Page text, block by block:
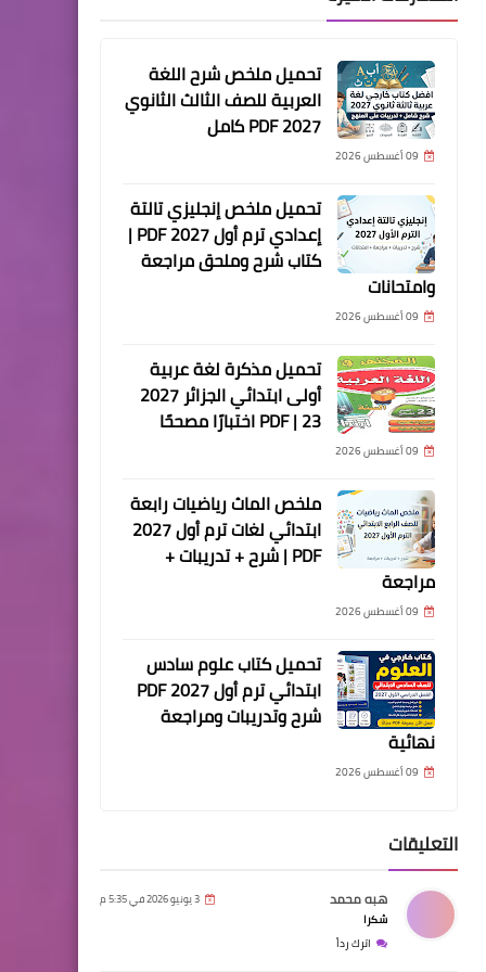
تحميل ملخص شرح اللغة
العربية للصف الثالث الثانوي
2027 PDF كامل
09 أغسطس 2026
تحميل ملخص إنجليزي تالتة
إعدادي ترم أول 2027 PDF |
كتاب شرح وملحق مراجعة
وامتحانات
09 أغسطس 2026
تحميل مذكرة لغة عربية
أولى ابتدائي الجزائر 2027
PDF | 23 اختبارًا مصححًا
09 أغسطس 2026
ملخص الماث رياضيات رابعة
ابتدائي لغات ترم أول 2027
PDF | شرح + تدريبات +
مراجعة
09 أغسطس 2026
تحميل كتاب علوم سادس
ابتدائي ترم أول 2027 PDF
شرح وتدريبات ومراجعة
نهائية
09 أغسطس 2026
التعليقات
هبه محمد 3 يونيو 2026 في 5:35 م
شكرا
اترك رداً